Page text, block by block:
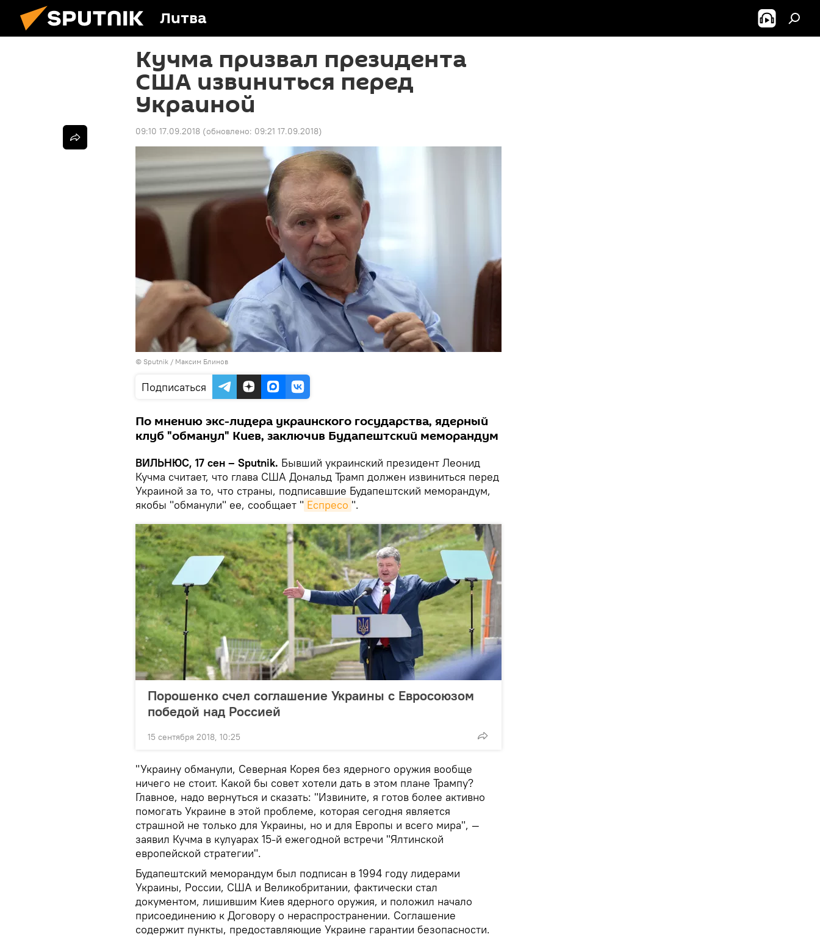
Литва
Кучма призвал президента
США извиниться перед
Украиной
09:10 17.09.2018 (обновлено: 09:21 17.09.2018)
© Sputnik / Максим Блинов
Подписаться
По мнению экс-лидера украинского государства, ядерный
клуб "обманул" Киев, заключив Будапештский меморандум
ВИЛЬНЮС, 17 сен – Sputnik. Бывший украинский президент Леонид
Кучма считает, что глава США Дональд Трамп должен извиниться перед
Украиной за то, что страны, подписавшие Будапештский меморандум,
якобы "обманули" ее, сообщает " Еспресо ".
Порошенко счел соглашение Украины с Евросоюзом
победой над Россией
15 сентября 2018, 10:25
"Украину обманули, Северная Корея без ядерного оружия вообще
ничего не стоит. Какой бы совет хотели дать в этом плане Трампу?
Главное, надо вернуться и сказать: "Извините, я готов более активно
помогать Украине в этой проблеме, которая сегодня является
страшной не только для Украины, но и для Европы и всего мира", —
заявил Кучма в кулуарах 15-й ежегодной встречи "Ялтинской
европейской стратегии".
Будапештский меморандум был подписан в 1994 году лидерами
Украины, России, США и Великобритании, фактически стал
документом, лишившим Киев ядерного оружия, и положил начало
присоединению к Договору о нераспространении. Соглашение
содержит пункты, предоставляющие Украине гарантии безопасности.